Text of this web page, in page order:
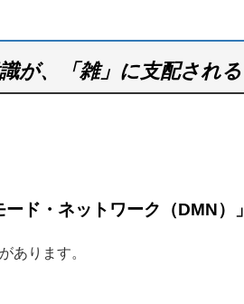
が、「雑」に支配される
ード・ネットワーク（DMN）」
あります。